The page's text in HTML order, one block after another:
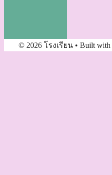
© 2026 โรงเรียน • Built with